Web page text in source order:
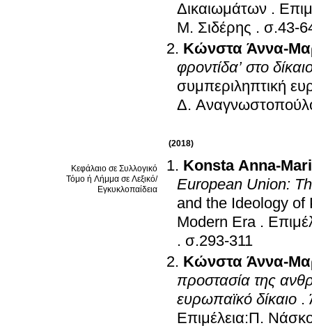
Δικαιωμάτων .
Μ. Σιδέρης . σ.43-
Κώνστα Άννα-
φροντίδα’ στο
συμπεριληπτική
Δ.
(2018)
Κεφάλαιο σε Συλλογικό
Τόμο ή Λήμμα σε Λεξικό/
Εγκυκλοπαίδεια
Konsta Anna-
European Union:
and the Ideology
Modern Era .
. σ.293-311
Κώνστα Άννα-
προστασία της
ευρωπαϊκό δίκαιο .
Επιμέλεια:Π.